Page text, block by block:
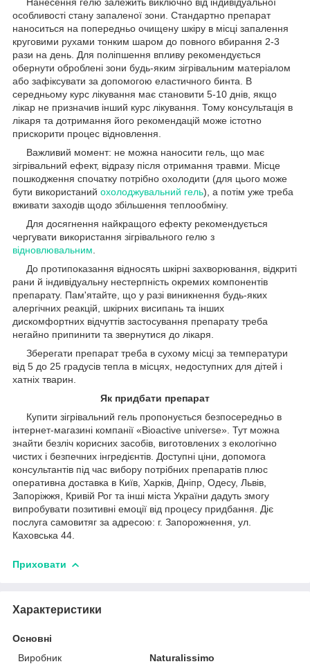
особливості стану запаленої зони. Стандартно препарат
наноситься на попередньо очищену шкіру в місці запалення
круговими рухами тонким шаром до повного вбирання 2-3
рази на день. Для поліпшення впливу рекомендується
обернути оброблені зони будь-яким зігрівальним матеріалом
або зафіксувати за допомогою еластичного бинта. В
середньому курс лікування має становити 5-10 днів, якщо
лікар не призначив інший курс лікування. Тому консультація в
лікаря та дотримання його рекомендацій може істотно
прискорити процес відновлення.
Важливий момент: не можна наносити гель, що має
зігрівальний ефект, відразу після отримання травми. Місце
пошкодження спочатку потрібно охолодити (для цього може
бути використаний охолоджувальний гель), а потім уже треба
вживати заходів щодо збільшення теплообміну.
Для досягнення найкращого ефекту рекомендується
чергувати використання зігрівального гелю з
відновлювальним
До протипоказання відносять шкірні захворювання, відкриті
рани й індивідуальну нестерпність окремих компонентів
препарату. Пам'ятайте, що у разі виникнення будь-яких
алергічних реакцій, шкірних висипань та інших
дискомфортних відчуттів застосування препарату треба
негайно припинити та звернутися до лікаря.
Зберегати препарат треба в сухому місці за температури
від 5 до 25 градусів тепла в місцях, недоступних для дітей і
хатніх тварин.
Як придбати препарат
Купити зігрівальний гель пропонується безпосередньо в
інтернет-магазині компанії «Bioactive universe». Тут можна
знайти безліч корисних засобів, виготовлених з екологічно
чистих і безпечних інгредієнтів. Доступні ціни, допомога
консультантів під час вибору потрібних препаратів плюс
оперативна доставка в Київ, Харків, Дніпр, Одесу, Львів,
Запоріжжя, Кривій Рог та інші міста України дадуть змогу
випробувати позитивні емоції від процесу придбання. Діє
послуга самовитяг за адресою: г. Запорожнення, ул.
Каховська 44.
Приховати
Характеристики
Основні
Виробник
Naturalissimo